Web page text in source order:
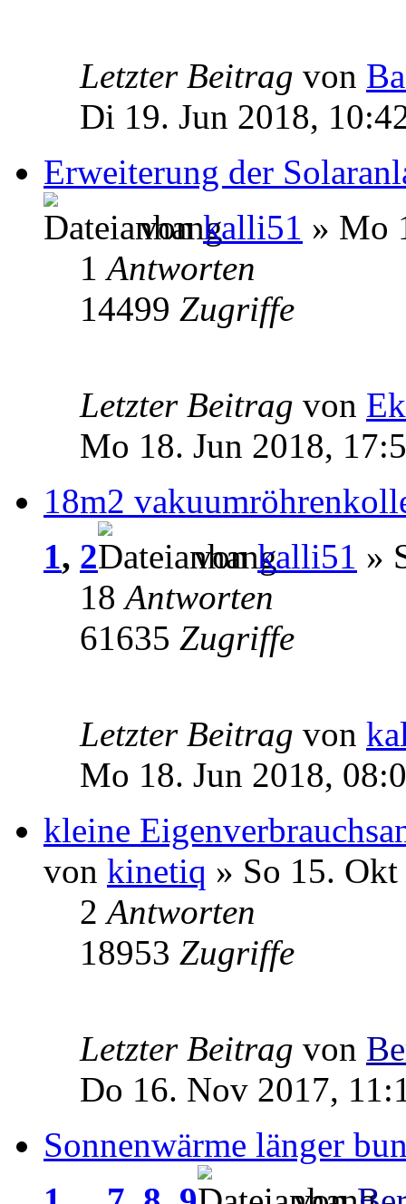
Letzter Beitrag von
Di 19. Jun 2018,
Erweiterung der
vonkalli51 » Mo
1Antworten
14499 Zugriffe
Letzter Beitrag von
Mo 18. Jun 2018,
18m2
1, 2 vonkalli51 »
18Antworten
61635 Zugriffe
Letzter Beitrag von
Mo 18. Jun 2018,
kleine
von kinetiq » So 15.
2Antworten
18953 Zugriffe
Letzter Beitrag von
Do 16. Nov 2017,
Sonnenwärme länger